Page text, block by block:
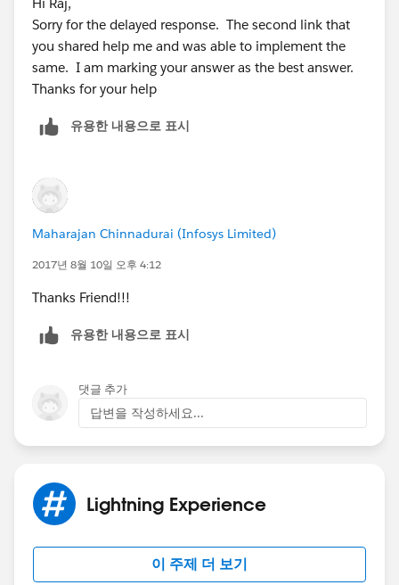
Sorry for the delayed response. The second link that
you shared help me and was able to implement the
same. I am marking your answer as the best answer.
Thanks for your help
유용한 내용으로 표시
Maharajan Chinnadurai (Infosys Limited)
2017년 8월 10일 오후 4:12
Thanks Friend!!!
유용한 내용으로 표시
댓글 추가
답변을 작성하세요...
Lightning Experience
이 주제 더 보기